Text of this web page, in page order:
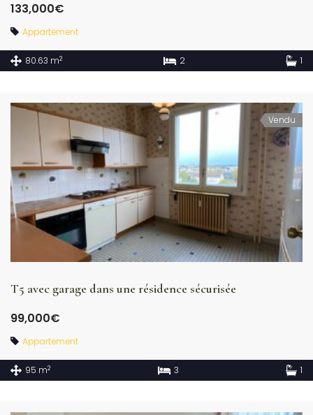
133,000€
Appartement
80.63 m2 2 1
Vendu
T5 avec garage dans une résidence sécurisée
99,000€
Appartement
95 m2 3 1